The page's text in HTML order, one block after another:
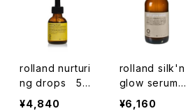
rolland nurturi
ng drops 50
ml
¥4,840
rolland silk'n
glow serum 1
00ml
¥6,160